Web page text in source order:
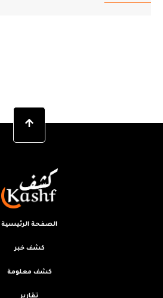
فريق التحرير
الصفحة الرئيسية
كشف خبر
كشف معلومة
تقارير